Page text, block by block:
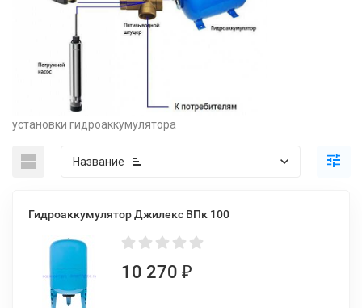
установки гидроаккумулятора
Название
Гидроаккумулятор Джилекс ВПк 100
10 270 ₽